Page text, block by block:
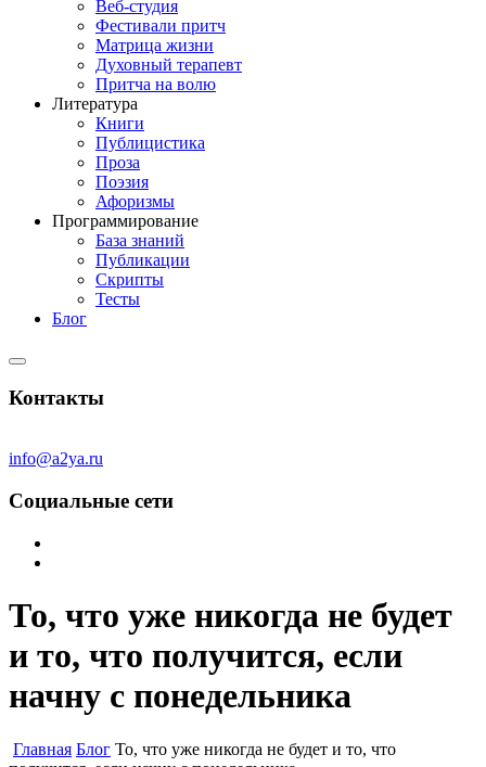
Веб-студия
Фестивали притч
Матрица жизни
Духовный терапевт
Притча на волю
Литература
Книги
Публицистика
Проза
Поэзия
Афоризмы
Программирование
База знаний
Публикации
Скрипты
Тесты
Блог
Контакты
info@a2ya.ru
Социальные сети
То, что уже никогда не будет
и то, что получится, если
начну с понедельника
Главная Блог То, что уже никогда не будет и то, что